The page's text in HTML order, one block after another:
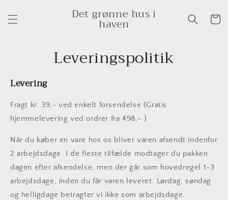
indhold
Det grønne hus i
haven
Leveringspolitik
Levering
Fragt kr. 39,- ved enkelt forsendelse (Gratis
hjemmelevering ved ordrer fra 498,- )
Når du køber en vare hos os bliver varen afsendt indenfor
2 arbejdsdage. I de fleste tilfælde modtager du pakken
dagen efter afsendelse, men der går som hovedregel 1-3
arbejdsdage, inden du får varen leveret. Lørdag, søndag
og helligdage betragter vi ikke som arbejdsdage.